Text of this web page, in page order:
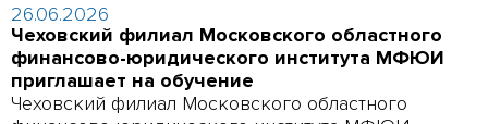
26.06.2026
Чеховский филиал Московского областного
финансово-юридического института МФЮИ
приглашает на обучение
Чеховский филиал Московского областного